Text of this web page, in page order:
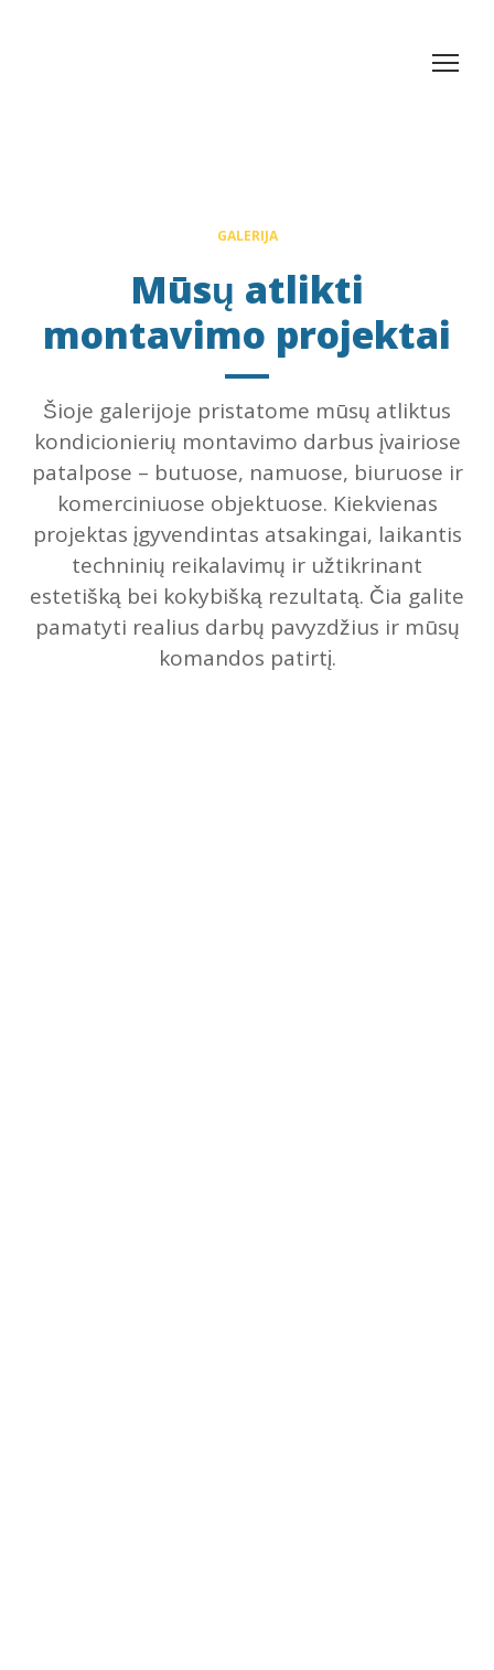
GALERIJA
Mūsų atlikti
montavimo projektai
Šioje galerijoje pristatome mūsų atliktus
kondicionierių montavimo darbus įvairiose
patalpose – butuose, namuose, biuruose ir
komerciniuose objektuose. Kiekvienas
projektas įgyvendintas atsakingai, laikantis
techninių reikalavimų ir užtikrinant
estetišką bei kokybišką rezultatą. Čia galite
pamatyti realius darbų pavyzdžius ir mūsų
komandos patirtį.